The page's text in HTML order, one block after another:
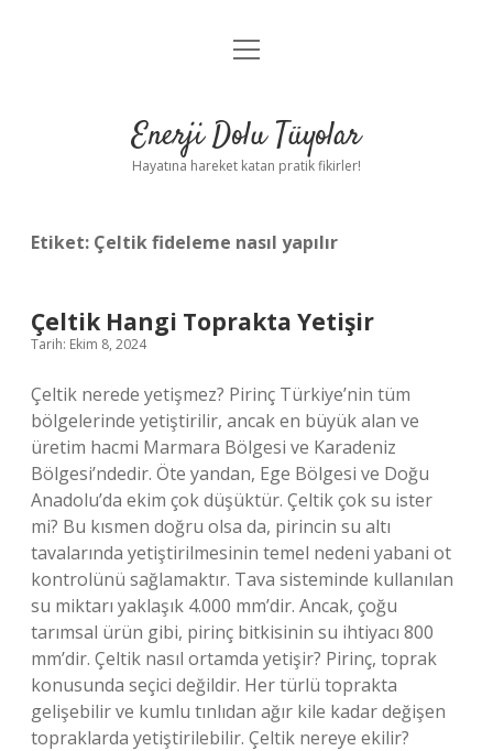
Anasayfa
Yasal Uyarı
menüyü
Enerji Dolu Tüyolar
Hayatına hareket katan pratik fikirler!
Etiket: Çeltik fideleme nasıl yapılır
Çeltik Hangi Toprakta Yetişir
Tarih: Ekim 8, 2024
Çeltik nerede yetişmez? Pirinç Türkiye’nin tüm
bölgelerinde yetiştirilir, ancak en büyük alan ve
üretim hacmi Marmara Bölgesi ve Karadeniz
Bölgesi’ndedir. Öte yandan, Ege Bölgesi ve Doğu
Anadolu’da ekim çok düşüktür. Çeltik çok su ister
mi? Bu kısmen doğru olsa da, pirincin su altı
tavalarında yetiştirilmesinin temel nedeni yabani ot
kontrolünü sağlamaktır. Tava sisteminde kullanılan
su miktarı yaklaşık 4.000 mm’dir. Ancak, çoğu
tarımsal ürün gibi, pirinç bitkisinin su ihtiyacı 800
mm’dir. Çeltik nasıl ortamda yetişir? Pirinç, toprak
konusunda seçici değildir. Her türlü toprakta
gelişebilir ve kumlu tınlıdan ağır kile kadar değişen
topraklarda yetiştirilebilir. Çeltik nereye ekilir?